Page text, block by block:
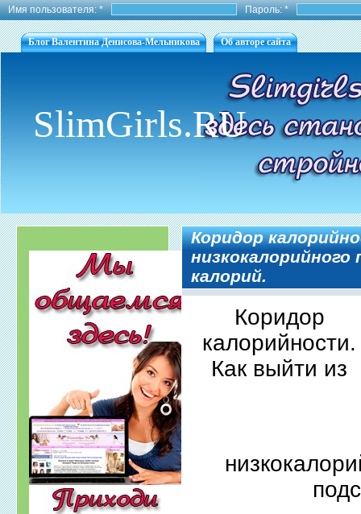
Имя пользователя:* Пароль:*
Блог Валентина Денисова-Мельникова Об авторе сайта
SlimGirls.RU
Коридор
калорий.
Коридор
калорийности.
Как выйти из